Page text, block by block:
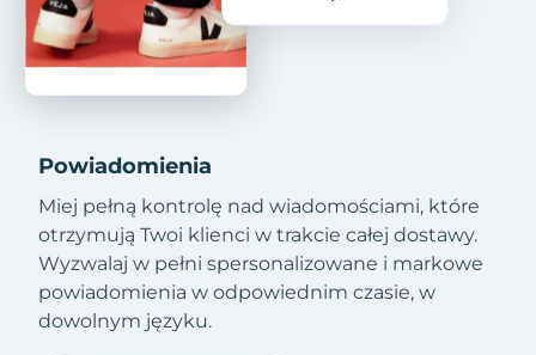
Powiadomienia
Miej pełną kontrolę nad wiadomościami, które
otrzymują Twoi klienci w trakcie całej dostawy.
Wyzwalaj w pełni spersonalizowane i markowe
powiadomienia w odpowiednim czasie, w
dowolnym języku.